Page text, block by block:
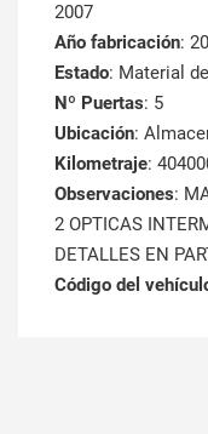
2007
Año fabricación:
Estado: Material
Nº Puertas: 5
Ubicación:
Kilometraje:
Observaciones:
2 OPTICAS
DETALLES EN
Código del